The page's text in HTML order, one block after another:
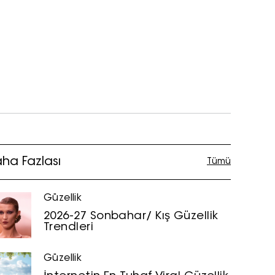
Fazlası Tümü
Güzellik
2026-27 Sonbahar/ Kış Güzellik
Trendleri
Güzellik